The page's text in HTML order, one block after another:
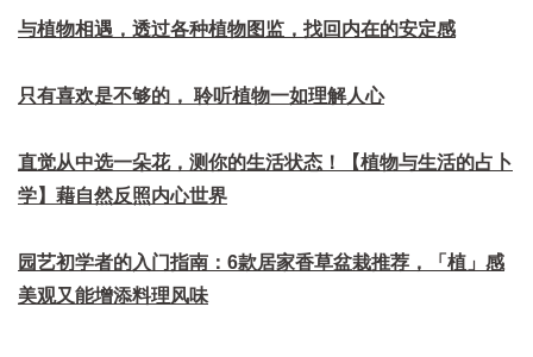
与植物相遇，透过各种植物图监，找回内在的安定感
只有喜欢是不够的， 聆听植物一如理解人心
直觉从中选一朵花，测你的生活状态！【植物与生活的占卜
学】藉自然反照内心世界
园艺初学者的入门指南：6款居家香草盆栽推荐，「植」感
美观又能增添料理风味